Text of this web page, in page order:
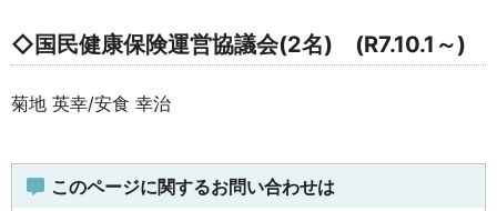
◇国民健康保険運営協議会(2名) (R7.10.1～)
菊地 英幸/安食 幸治
このページに関するお問い合わせは